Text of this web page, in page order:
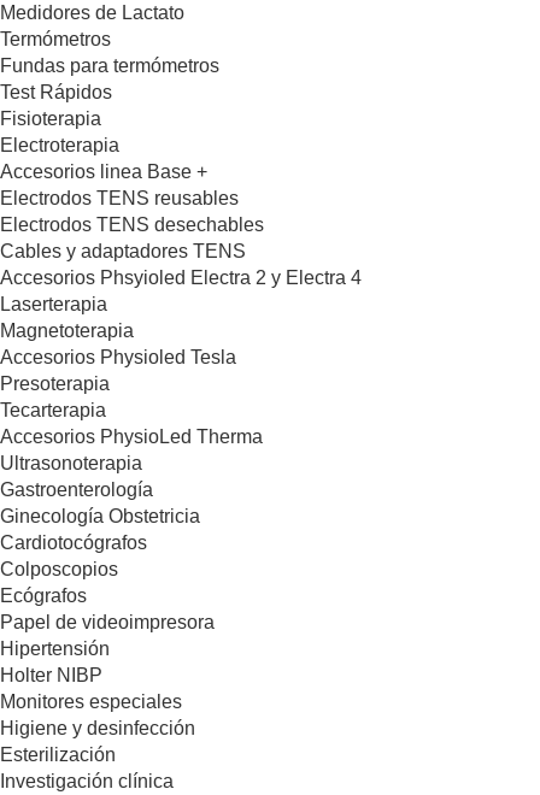
Medidores de Lactato
Termómetros
Fundas para termómetros
Test Rápidos
Fisioterapia
Electroterapia
Accesorios linea Base +
Electrodos TENS reusables
Electrodos TENS desechables
Cables y adaptadores TENS
Accesorios Phsyioled Electra 2 y Electra 4
Laserterapia
Magnetoterapia
Accesorios Physioled Tesla
Presoterapia
Tecarterapia
Accesorios PhysioLed Therma
Ultrasonoterapia
Gastroenterología
Ginecología Obstetricia
Cardiotocógrafos
Colposcopios
Ecógrafos
Papel de videoimpresora
Hipertensión
Holter NIBP
Monitores especiales
Higiene y desinfección
Esterilización
Investigación clínica